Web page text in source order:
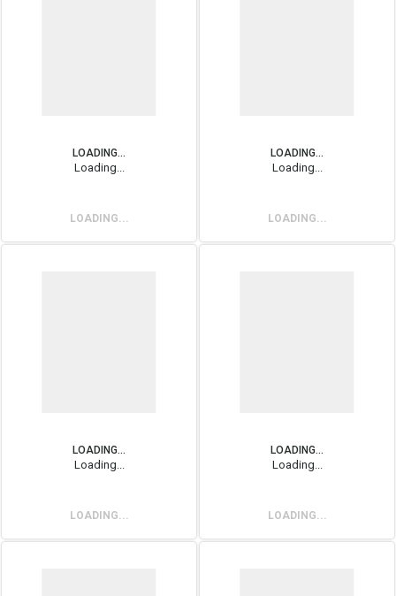
LOADING...
Loading...
LOADING...
LOADING...
Loading...
LOADING...
LOADING...
Loading...
LOADING...
LOADING...
Loading...
LOADING...